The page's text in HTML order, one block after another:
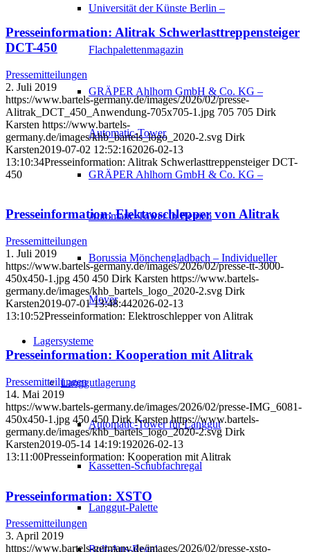
Universität der Künste Berlin –
Flachpalettenmagazin
GRÄPER Ahlhorn GmbH & Co. KG –
Automatic-Tower
GRÄPER Ahlhorn GmbH & Co. KG –
Automatic-Tower in Betrieb
Borussia Mönchengladbach – Individueller
Mover
Lagersysteme
Langgutlagerung
Automatic-Tower für Langgut
Kassetten-Schubfachregal
Langgut-Palette
Roll-Aus-Regal
Presseinformation: Alitrak Schwerlasttreppensteiger
DCT-450
Pressemitteilungen
2. Juli 2019
https://www.bartels-germany.de/images/2026/02/presse-
Alitrak_DCT_450_Anwendung-705x705-1.jpg 705 705 Dirk
Karsten https://www.bartels-
germany.de/images/khb_bartels_logo_2020-2.svg Dirk
Karsten2019-07-02 12:52:162026-02-13
13:10:34Presseinformation: Alitrak Schwerlasttreppensteiger DCT-
450
Presseinformation: Elektroschlepper von Alitrak
Pressemitteilungen
1. Juli 2019
https://www.bartels-germany.de/images/2026/02/presse-tt-3000-
450x450-1.jpg 450 450 Dirk Karsten https://www.bartels-
germany.de/images/khb_bartels_logo_2020-2.svg Dirk
Karsten2019-07-01 13:48:442026-02-13
13:10:52Presseinformation: Elektroschlepper von Alitrak
Presseinformation: Kooperation mit Alitrak
Pressemitteilungen
14. Mai 2019
https://www.bartels-germany.de/images/2026/02/presse-IMG_6081-
450x450-1.jpg 450 450 Dirk Karsten https://www.bartels-
germany.de/images/khb_bartels_logo_2020-2.svg Dirk
Karsten2019-05-14 14:19:192026-02-13
13:11:00Presseinformation: Kooperation mit Alitrak
Presseinformation: XSTO
Pressemitteilungen
3. April 2019
https://www.bartels-germany.de/images/2026/02/presse-xsto-